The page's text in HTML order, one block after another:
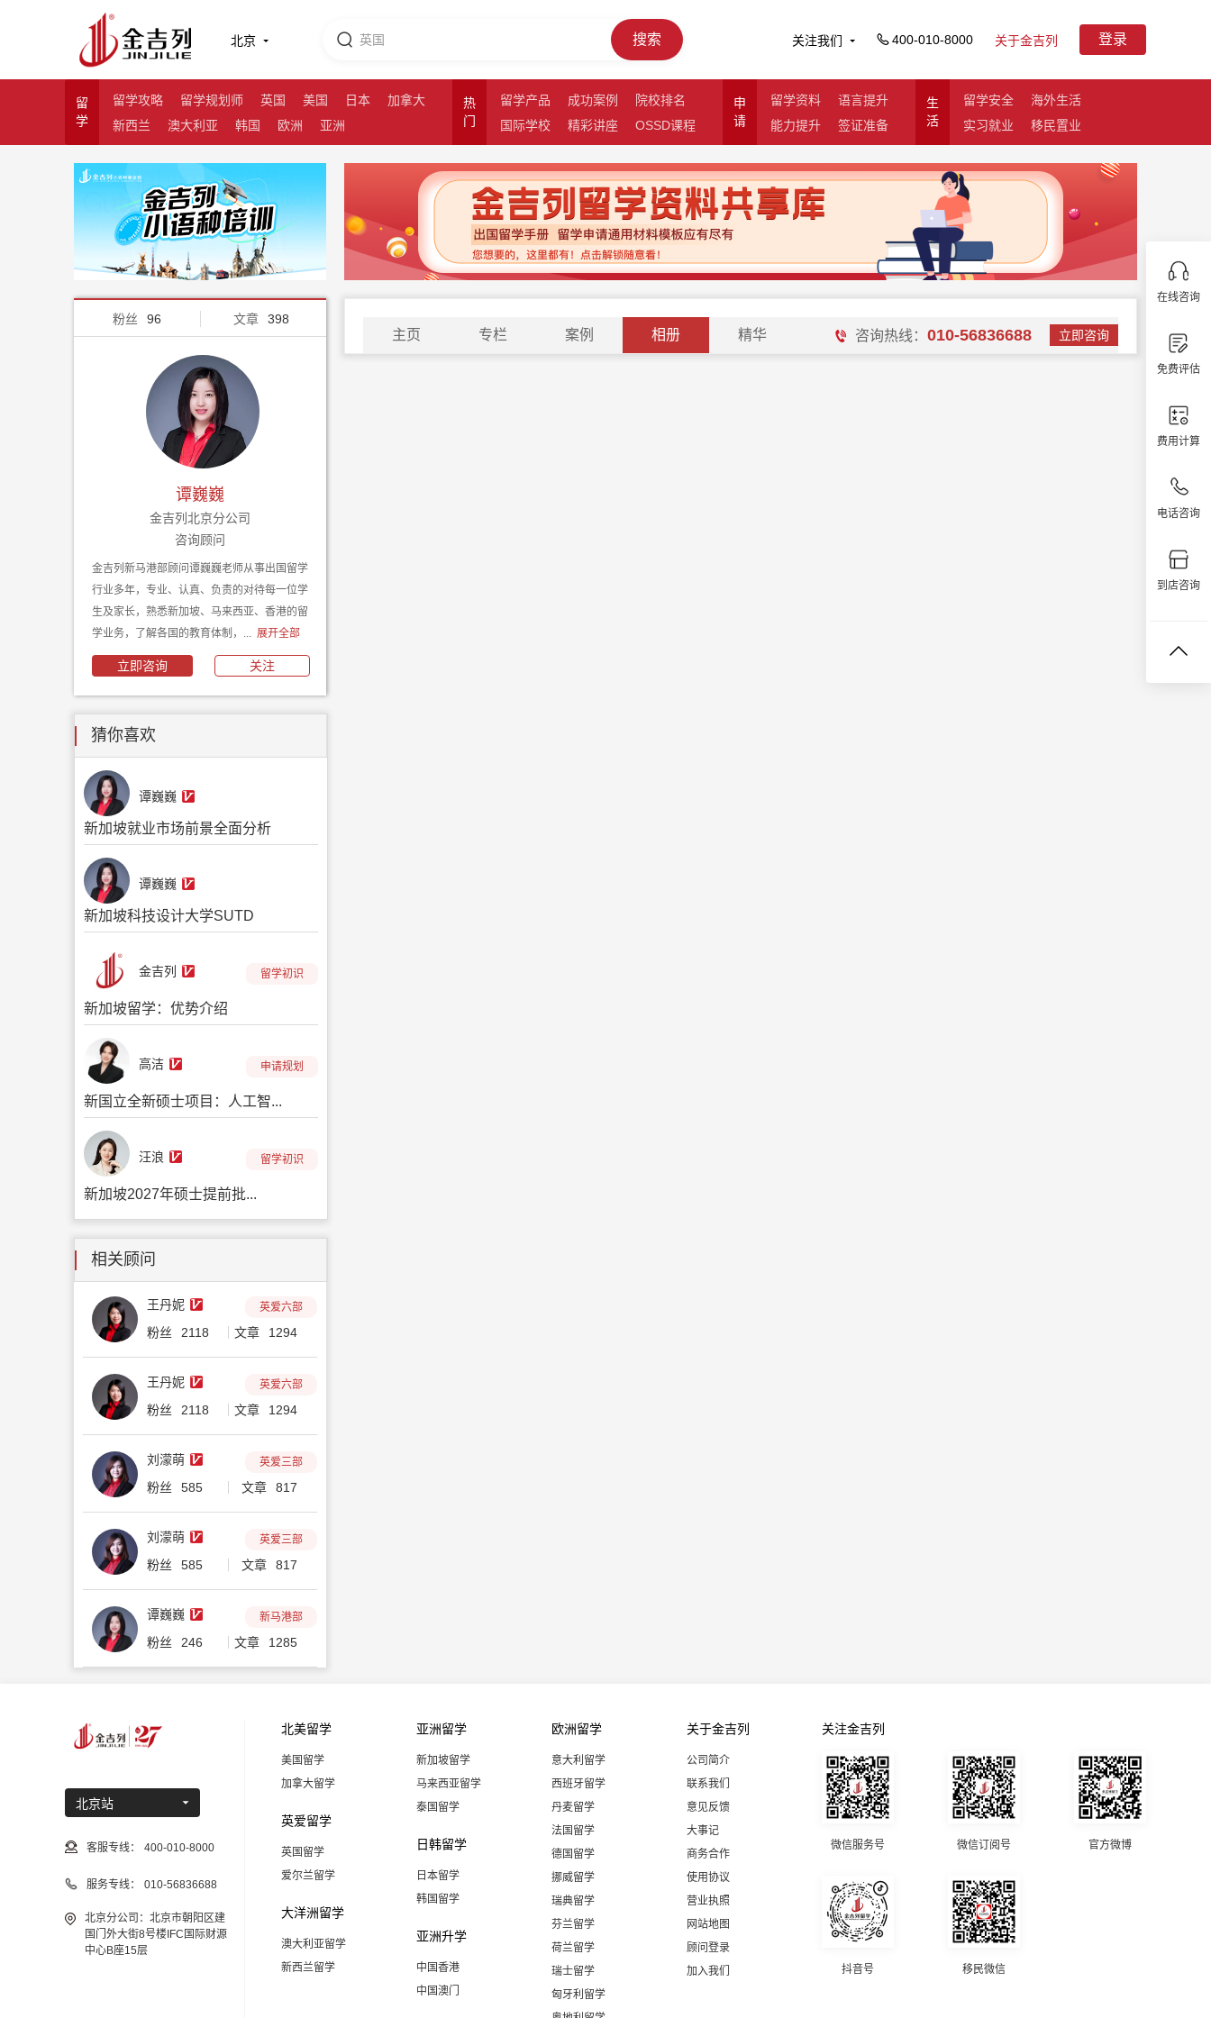
北京 搜索 关注我们 400-010-8000 关于金吉列 登录
留
学
留学攻略 留学规划师 英国 美国 日本
加拿大
新西兰
澳大利亚 韩国 欧洲 亚洲
热
门
留学产品 成功案例
院校排名
国际学校
精彩讲座 OSSD课程
申
请
留学资料
语言提升
能力提升
签证准备
生
活
留学安全
海外生活
实习就业
移民置业
粉丝 96 文章 398
谭巍巍
金吉列北京分公司
咨询顾问
金吉列新马港部顾问谭巍巍老师从事出国留学
行业多年，专业、认真、负责的对待每一位学
生及家长，熟悉新加坡、马来西亚、香港的留
学业务，了解各国的教育体制，... 展开全部
立即咨询 关注
猜你喜欢
谭巍巍
新加坡就业市场前景全面分析
谭巍巍
新加坡科技设计大学SUTD
金吉列 留学初识
新加坡留学：优势介绍
高洁 申请规划
新国立全新硕士项目：人工智...
汪浪 留学初识
新加坡2027年硕士提前批...
相关顾问
王丹妮 英爱六部
粉丝 2118 文章 1294
王丹妮 英爱六部
粉丝 2118 文章 1294
刘濛萌 英爱三部
粉丝 585 文章 817
刘濛萌 英爱三部
粉丝 585 文章 817
谭巍巍 新马港部
粉丝 246 文章 1285
主页 专栏 案例 相册 精华 咨询热线： 010-56836688 立即咨询
在线咨询
免费评估
费用计算
电话咨询
到店咨询
北京站
客服专线： 400-010-8000
服务专线： 010-56836688
北京分公司：北京市朝阳区建
国门外大街8号楼IFC国际财源
中心B座15层
北美留学
美国留学
加拿大留学
英爱留学
英国留学
爱尔兰留学
大洋洲留学
澳大利亚留学
新西兰留学
亚洲留学
新加坡留学
马来西亚留学
泰国留学
日韩留学
日本留学
韩国留学
亚洲升学
中国香港
中国澳门
欧洲留学
意大利留学
西班牙留学
丹麦留学
法国留学
德国留学
挪威留学
瑞典留学
芬兰留学
荷兰留学
瑞士留学
匈牙利留学
关于金吉列
公司简介
联系我们
意见反馈
大事记
商务合作
使用协议
营业执照
网站地图
顾问登录
加入我们
关注金吉列
微信服务号 微信订阅号 官方微博
抖音号 移民微信